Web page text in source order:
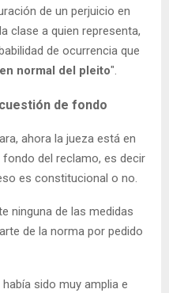
de un perjuicio en
clase a quien representa,
de ocurrencia que
normal del pleito".
de fondo
ahora la jueza está en
del reclamo, es decir
es constitucional o no.
ninguna de las medidas
de la norma por pedido
sido muy amplia e